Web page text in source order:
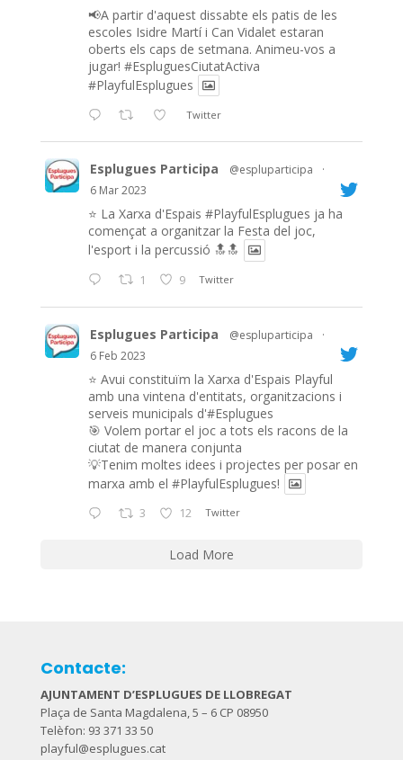
📢A partir d'aquest dissabte els patis de les
escoles Isidre Martí i Can Vidalet estaran
oberts els caps de setmana. Animeu-vos a
jugar! #EspluguesCiutatActiva
#PlayfulEsplugues
Twitter
Esplugues Participa @espluparticipa
·
6 Mar 2023
⭐️ La Xarxa d'Espais #PlayfulEsplugues ja ha
començat a organitzar la Festa del joc,
l'esport i la percussió 🔝🔝
1 9 Twitter
Esplugues Participa @espluparticipa
·
6 Feb 2023
⭐️ Avui constituïm la Xarxa d'Espais Playful
amb una vintena d'entitats, organitzacions i
serveis municipals d'#Esplugues
🎯 Volem portar el joc a tots els racons de la
ciutat de manera conjunta
💡Tenim moltes idees i projectes per posar en
marxa amb el #PlayfulEsplugues!
3 12 Twitter
Load More
Contacte:
AJUNTAMENT D’ESPLUGUES DE LLOBREGAT
Plaça de Santa Magdalena, 5 – 6 CP 08950
Telèfon: 93 371 33 50
playful@esplugues.cat